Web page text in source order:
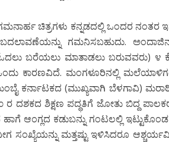
ಚಿತ್ರಗಳು ಕನ್ನಡದಲ್ಲಿ ಒಂದರ ನಂತರ
ಗಮನಿಸಬಹುದು.
ಓದಲು ಬರೆಯಲು ಮಾತಾಡಲು ಬರುವವರು) ೪
ಕಾರಣವಿದೆ. ಮಂಗಳೂರಿನಲ್ಲಿ
ಕರ್ನಾಟಕದ (ಮುಖ್ಯವಾಗಿ ಬೆಳಗಾವಿ)
ರ ದಶಕದ ಶಿಕ್ಷಣ ಪದ್ಧತಿಗೆ ಜೋತು ಬಿದ್ದ
ಆಂಗ್ಲದ ಕಡುಬನ್ನು ಗಂಟಲಲ್ಲಿ
ಸಂಖ್ಯೆಯನ್ನು ಮತ್ತಷ್ಟು ಇಳಿಸಿದರೂ